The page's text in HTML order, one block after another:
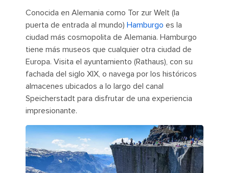
Conocida en Alemania como Tor zur Welt (la
puerta de entrada al mundo) Hamburgo es la
ciudad más cosmopolita de Alemania. Hamburgo
tiene más museos que cualquier otra ciudad de
Europa. Visita el ayuntamiento (Rathaus), con su
fachada del siglo XIX, o navega por los históricos
almacenes ubicados a lo largo del canal
Speicherstadt para disfrutar de una experiencia
impresionante.